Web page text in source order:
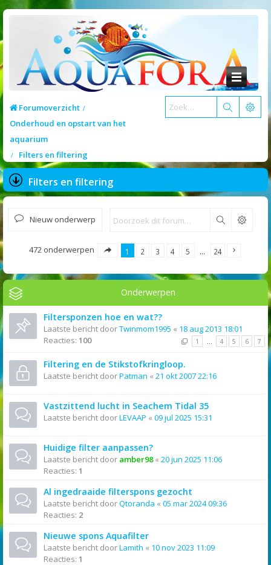
Forumoverzicht
Onderhoud en opstart van het
aquarium
Filters en filtering
Filters en filtering
Nieuw onderwerp Zoek
472 onderwerpen 1 2 3 4 5 … 24
Onderwerpen
Filtersponzen hoe en wat??
Laatste bericht doorTwinmom1995 « 18 aug 2013 18:01
Reacties: 100 1 … 4 5 6 7
Filtering en de Stikstofkringloop.
Laatste bericht doorPatman « 21 okt 2007 22:16
Vastzittend lucht in Seachem Tidal 35
Laatste bericht doorLEVAAP « 09 jul 2025 15:31
Huidige filter aanpassen?
Laatste bericht door amber98« 20 jun 2025 11:06
Reacties: 1
Al ingedraaide filterspons gezocht
Laatste bericht doorQtoranda « 05 mar 2024 09:36
Reacties: 2
Nieuwe spons Aquafilter
Laatste bericht doorLamith « 10 nov 2023 11:09
Reacties: 1